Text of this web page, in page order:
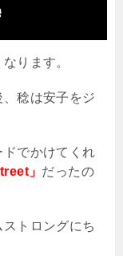
ります。
稔は安子をジ
でかけてくれ
」 だったの
トロングにち